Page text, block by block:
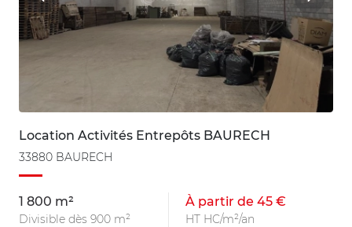
Location Activités Entrepôts BAURECH
33880 BAURECH
1 800 m²
Divisible dès 900 m²
À partir de 45 €
HT HC/m²/an